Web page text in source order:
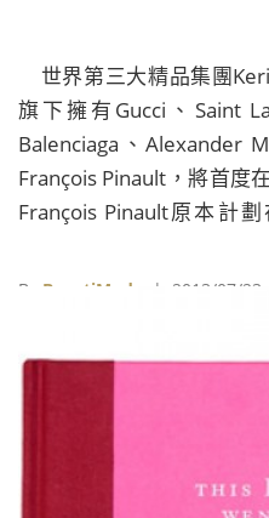
世界第三大精品集團
旗下擁有Gucci、Saint
Balenciaga、Alexander
François Pinault，將首度
François Pinault原本計
斯的格拉斯宮展示他的
展出來自英國知名藝術
By BeautiMode | 2013/07/23